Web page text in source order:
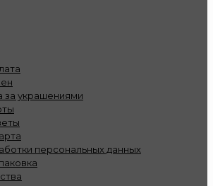
за украшениями
персональных данных